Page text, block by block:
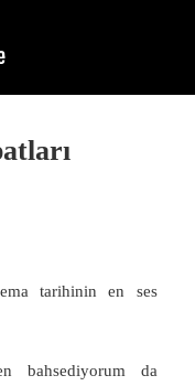
tarihinin en ses
bahsediyorum da